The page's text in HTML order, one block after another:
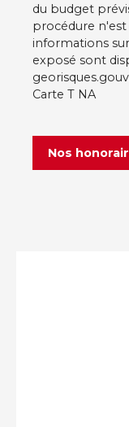
du budget
procédure n'est
informations
exposé sont
Carte T NA
Nos